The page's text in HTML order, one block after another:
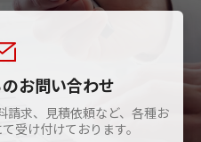
お問い合わせ
請求、見積依頼など、各種お
受け付けております。